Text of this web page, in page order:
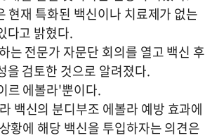
재 특화된 백신이나 치료제가 없는
다고 밝혔다.
는 전문가 자문단 회의를 열고 백신 후
을 검토한 것으로 알려졌다.
르 에볼라'뿐이다.
백신의 분디부조 에볼라 예방 효과에
황에 해당 백신을 투입하자는 의견은